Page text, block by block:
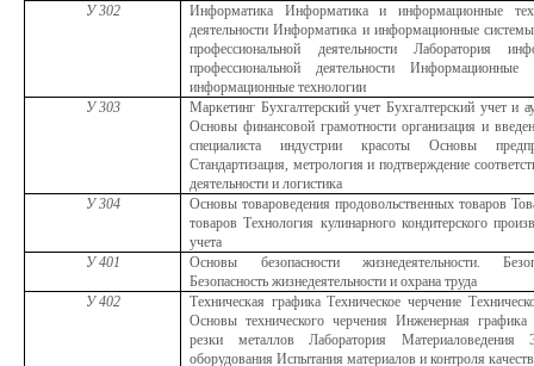
У 302
Информатика Информатика и информационные
деятельности Информатика и информационные
профессиональной деятельности Лаборатория
профессиональной деятельности
информационные технологии
У 303
Маркетинг Бухгалтерский учет Бухгалтерский учет и
Основы финансовой грамотности организация и
специалиста индустрии красоты Основы
Стандартизация, метрология и подтверждение
деятельности и логистика
У 304
Основы товароведения продовольственных товаров
товаров Технология кулинарного кондитерского
учета
У 401
Основы безопасности жизнедеятельности.
Безопасность жизнедеятельности и охрана труда
У 402
Техническая графика Техническое черчение
Основы технического черчения Инженерная графика
резки металлов Лаборатория Материаловедения
оборудования Испытания материалов и контроля